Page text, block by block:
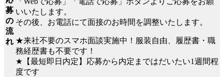
募
の
流
れ
いいたします。
その後、お電話にて面接のお時間を調整いたします。
★来社不要のスマホ面談実施中！服装自由、履歴書・職
務経歴書も不要です！
★【最短即日内定】応募から内定まではだいたい1週間程
度です